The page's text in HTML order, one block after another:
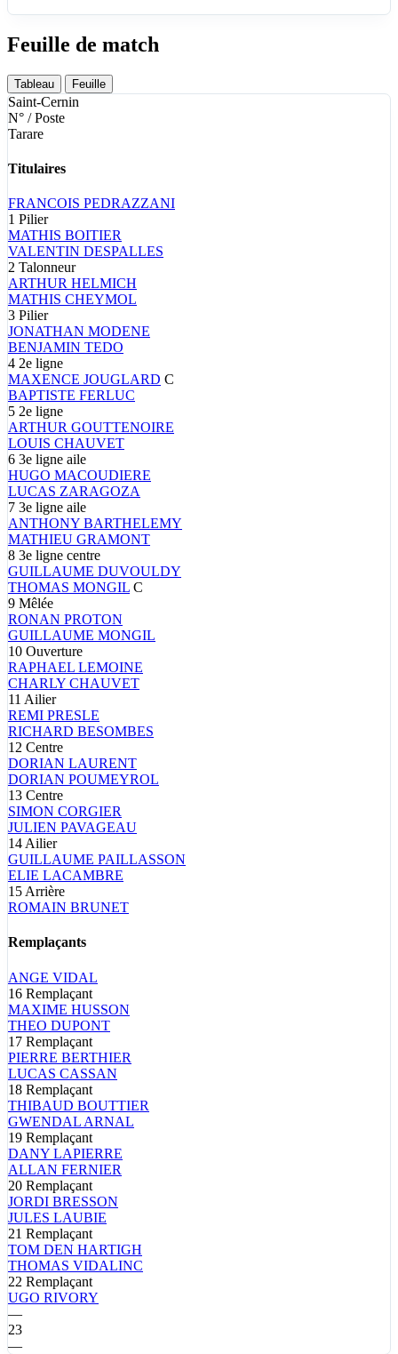
Feuille de match
Tableau Feuille
Saint-Cernin
N° / Poste
Tarare
Titulaires
FRANCOIS PEDRAZZANI
1 Pilier
MATHIS BOITIER
VALENTIN DESPALLES
2 Talonneur
ARTHUR HELMICH
MATHIS CHEYMOL
3 Pilier
JONATHAN MODENE
BENJAMIN TEDO
4 2e ligne
MAXENCE JOUGLARD C
BAPTISTE FERLUC
5 2e ligne
ARTHUR GOUTTENOIRE
LOUIS CHAUVET
6 3e ligne aile
HUGO MACOUDIERE
LUCAS ZARAGOZA
7 3e ligne aile
ANTHONY BARTHELEMY
MATHIEU GRAMONT
8 3e ligne centre
GUILLAUME DUVOULDY
THOMAS MONGIL C
9 Mêlée
RONAN PROTON
GUILLAUME MONGIL
10 Ouverture
RAPHAEL LEMOINE
CHARLY CHAUVET
11 Ailier
REMI PRESLE
RICHARD BESOMBES
12 Centre
DORIAN LAURENT
DORIAN POUMEYROL
13 Centre
SIMON CORGIER
JULIEN PAVAGEAU
14 Ailier
GUILLAUME PAILLASSON
ELIE LACAMBRE
15 Arrière
ROMAIN BRUNET
Remplaçants
ANGE VIDAL
16 Remplaçant
MAXIME HUSSON
THEO DUPONT
17 Remplaçant
PIERRE BERTHIER
LUCAS CASSAN
18 Remplaçant
THIBAUD BOUTTIER
GWENDAL ARNAL
19 Remplaçant
DANY LAPIERRE
ALLAN FERNIER
20 Remplaçant
JORDI BRESSON
JULES LAUBIE
21 Remplaçant
TOM DEN HARTIGH
THOMAS VIDALINC
22 Remplaçant
UGO RIVORY
—
23
—